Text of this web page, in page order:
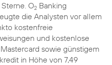
O2Banking
die Analysten vor allem
kostenfreie
und kostenlose
sowie günstigem
in Höhe von 7,49